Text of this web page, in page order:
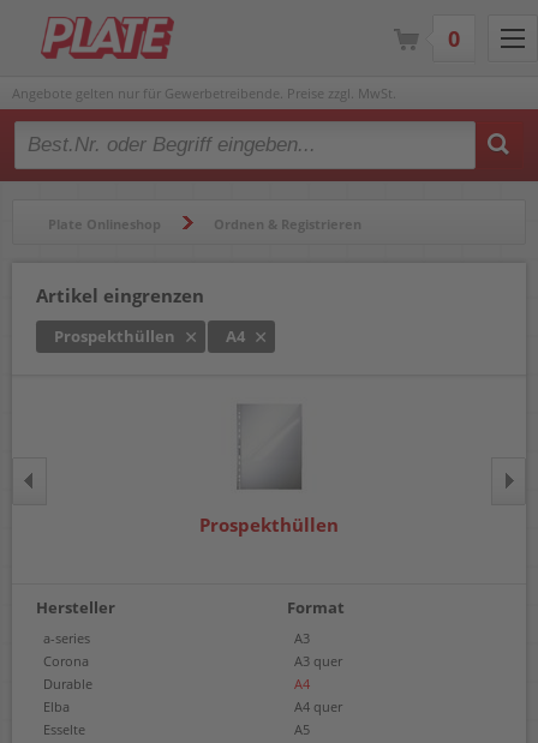
Angebote gelten nur für Gewerbetreibende. Preise zzgl. MwSt.
Type 2 or more characters for results.
Plate Onlineshop Ordnen & Registrieren
Artikel eingrenzen
Prospekthüllen A4
Prospekthüllen
Hersteller
a-series
Corona
Durable
Elba
Esselte
Format
A3
A3 quer
A4
A4 quer
A5
0